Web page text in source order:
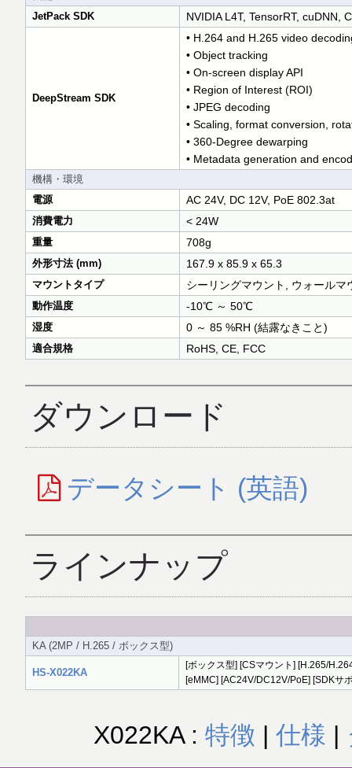
JetPack SDK
NVIDIA L4T, TensorRT, cuDNN,
DeepStream SDK
• H.264 and H.265 video
• Object tracking
• On-screen display API
• Region of Interest (ROI)
• JPEG decoding
• Scaling, format conversion,
• 360-Degree dewarping
• Metadata generation and
機構・環境
電源
AC 24V, DC 12V, PoE 802.3at
消費電力 < 24W
重量 708g
外形寸法 (mm) 167.9 x 85.9 x 65.3
マウントタイプ シーリングマウント, ウォールマ
動作温度 -10℃ ～ 50℃
湿度 0 ～ 85 %RH (結露なきこと)
適合規格 RoHS, CE, FCC
ダウンロード
データシート (英語)
ラインナップ
KA (2MP / H.265 / ボックス型)
HS-X022KA
[ボックス型] [CSマウント] [H.265/
[eMMC] [AC24V/DC12V/PoE] [SDKサ
X022KA : 特徴 | 仕様 |